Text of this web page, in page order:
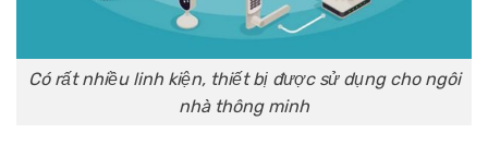
Có rất nhiều linh kiện, thiết bị được sử dụng cho ngôi
nhà thông minh